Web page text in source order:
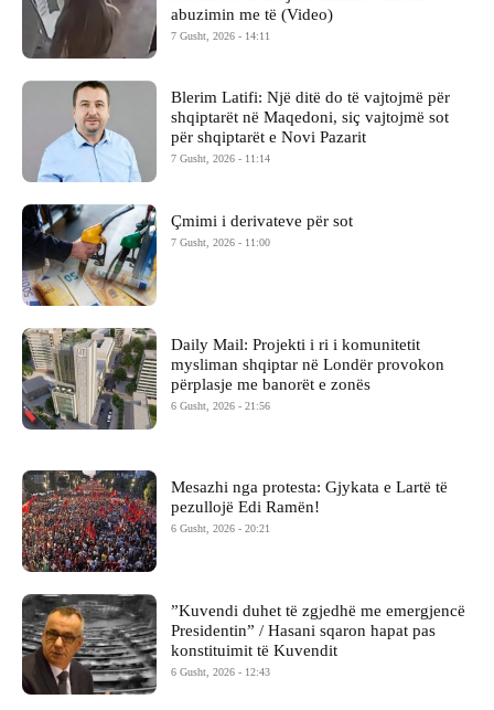
abuzimin me të (Video)
7 Gusht, 2026 - 14:11
Blerim Latifi: Një ditë do të vajtojmë për
shqiptarët në Maqedoni, siç vajtojmë sot
për shqiptarët e Novi Pazarit
7 Gusht, 2026 - 11:14
Çmimi i derivateve për sot
7 Gusht, 2026 - 11:00
Daily Mail: Projekti i ri i komunitetit
mysliman shqiptar në Londër provokon
përplasje me banorët e zonës
6 Gusht, 2026 - 21:56
Mesazhi nga protesta: Gjykata e Lartë të
pezullojë Edi Ramën!
6 Gusht, 2026 - 20:21
​”Kuvendi duhet të zgjedhë me emergjencë
Presidentin” / Hasani sqaron hapat pas
konstituimit të Kuvendit
6 Gusht, 2026 - 12:43